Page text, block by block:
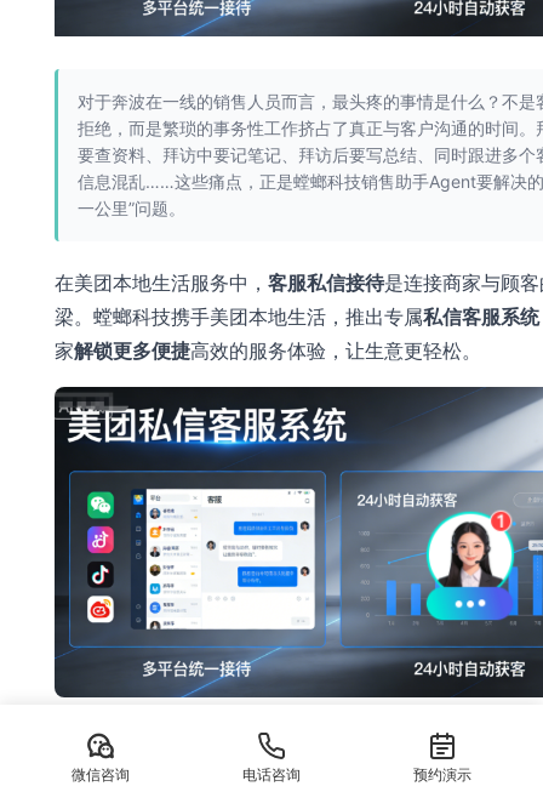
对于奔波在一线的销售人员而言，最头疼的事情是什么？不是
拒绝，而是繁琐的事务性工作挤占了真正与客户沟通的时间。
要查资料、拜访中要记笔记、拜访后要写总结、同时跟进多个
信息混乱……这些痛点，正是螳螂科技销售助手Agent要解决
一公里”问题。
在美团本地生活服务中， 客服私信接待是连接商家与顾
梁。螳螂科技携手美团本地生活，推出专属私信客服系统
家解锁更多便捷高效的服务体验，让生意更轻松。
客服私信接待，美团本地生活为你解锁更多便捷——螳
信客服系统深度解析
微信咨询 电话咨询 预约演示